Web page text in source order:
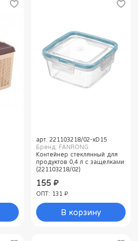
арт. 221103218/02-xD15
Бренд: FANRONG
Контейнер стеклянный для
продуктов 0,4 л с защелками
(221103218/02)
155 ₽
ОПТ: 131 ₽
В корзину